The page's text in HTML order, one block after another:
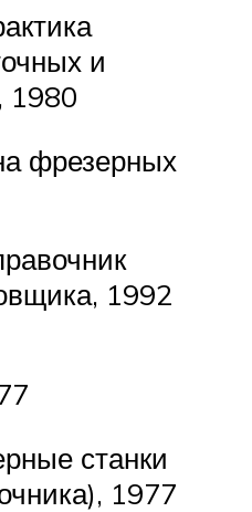
и
1980
фрезерных
1992
станки
1977